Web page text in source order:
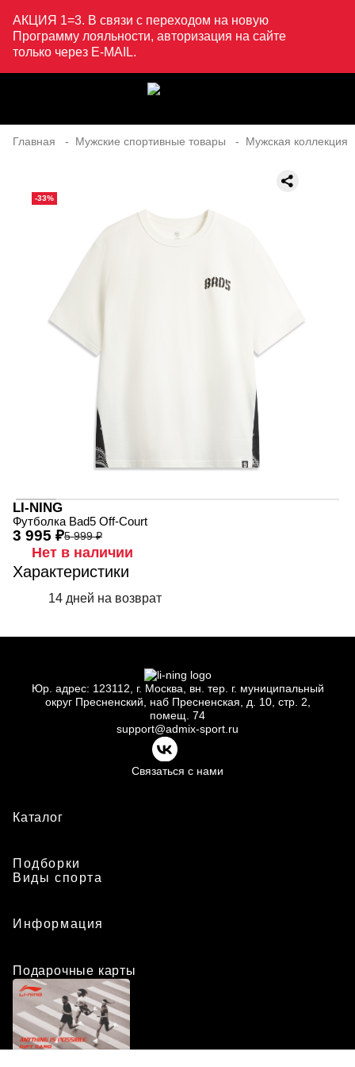
АКЦИЯ 1=3. В связи с переходом на новую
Программу лояльности, авторизация на сайте
только через E-MAIL.
Главная Мужские спортивные товары Мужская коллекция
-33%
LI-NING
Футболка Bad5 Off-Court
5 999 ₽
3 995 ₽
Нет в наличии
Характеристики
14 дней на возврат
Юр. адрес: 123112, г. Москва, вн. тер. г. муниципальный
округ Пресненский, наб Пресненская, д. 10, стр. 2,
помещ. 74
support@admix-sport.ru
Связаться с нами
Каталог
Подборки
Виды спорта
Информация
Подарочные карты